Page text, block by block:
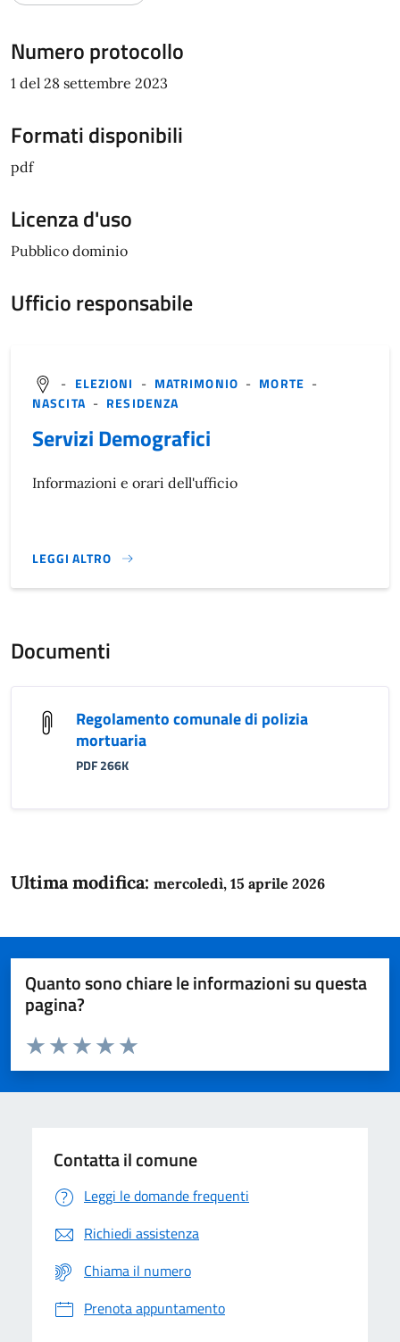
Numero protocollo
1 del 28 settembre 2023
Formati disponibili
pdf
Licenza d'uso
Pubblico dominio
Ufficio responsabile
- ELEZIONI - MATRIMONIO - MORTE -
NASCITA - RESIDENZA
Servizi Demografici
Informazioni e orari dell'ufficio
LEGGI ALTRO
}
Documenti
Regolamento comunale di polizia
mortuaria
PDF 266K
Ultima modifica: mercoledì, 15 aprile 2026
Quanto sono chiare le informazioni su questa
pagina?
Domanda
Valuta da 1 a 5 stelle la pagina
Valuta 5 stelle su 5
Valuta 4 stelle su 5
Valuta 3 stelle su 5
Valuta 2 stelle su 5
Valuta 1 stelle su 5
Contatta il comune
Leggi le domande frequenti
Richiedi assistenza
Chiama il numero
Prenota appuntamento